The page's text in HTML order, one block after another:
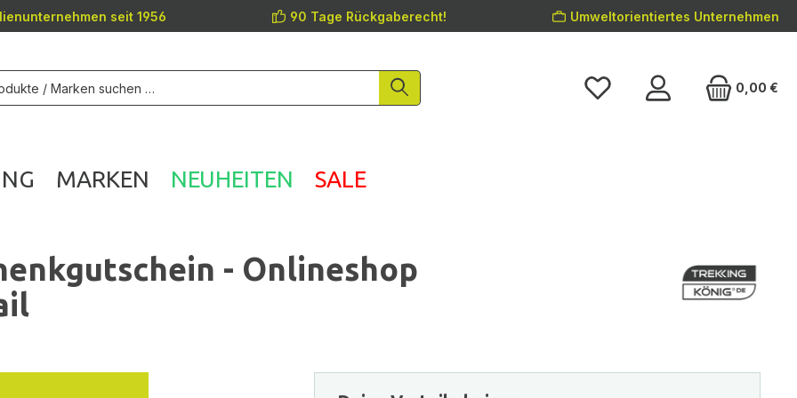
seit 1956 90 Tage Rückgaberecht! Umweltorientiertes Unternehmen
0,00 €
MARKEN NEUHEITEN SALE
- Onlineshop